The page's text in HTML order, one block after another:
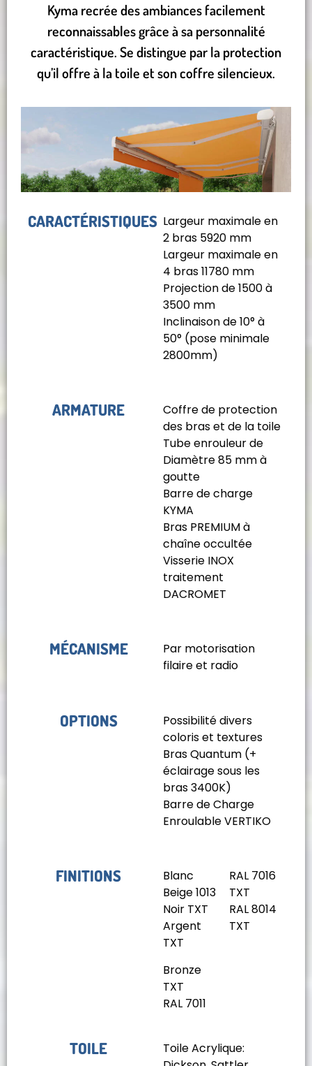
Kyma recrée des ambiances facilement
reconnaissables grâce à sa personnalité
caractéristique. Se distingue par la protection
qu’il offre à la toile et son coffre silencieux.
CARACTÉRISTIQUES Largeur maximale en
2 bras 5920 mm
Largeur maximale en
4 bras 11780 mm
Projection de 1500 à
3500 mm
Inclinaison de 10° à
50° (pose minimale
2800mm)
ARMATURE
Coffre de protection
des bras et de la toile
Tube enrouleur de
Diamètre 85 mm à
goutte
Barre de charge
KYMA
Bras PREMIUM à
chaîne occultée
Visserie INOX
traitement
DACROMET
MÉCANISME
Par motorisation
filaire et radio
OPTIONS
Possibilité divers
coloris et textures
Bras Quantum (+
éclairage sous les
bras 3400K)
Barre de Charge
Enroulable VERTIKO
FINITIONS
Blanc
Beige 1013
Noir TXT
Argent
TXT
Bronze
TXT
RAL 7011
RAL 7016
TXT
RAL 8014
TXT
TOILE
Toile Acrylique: